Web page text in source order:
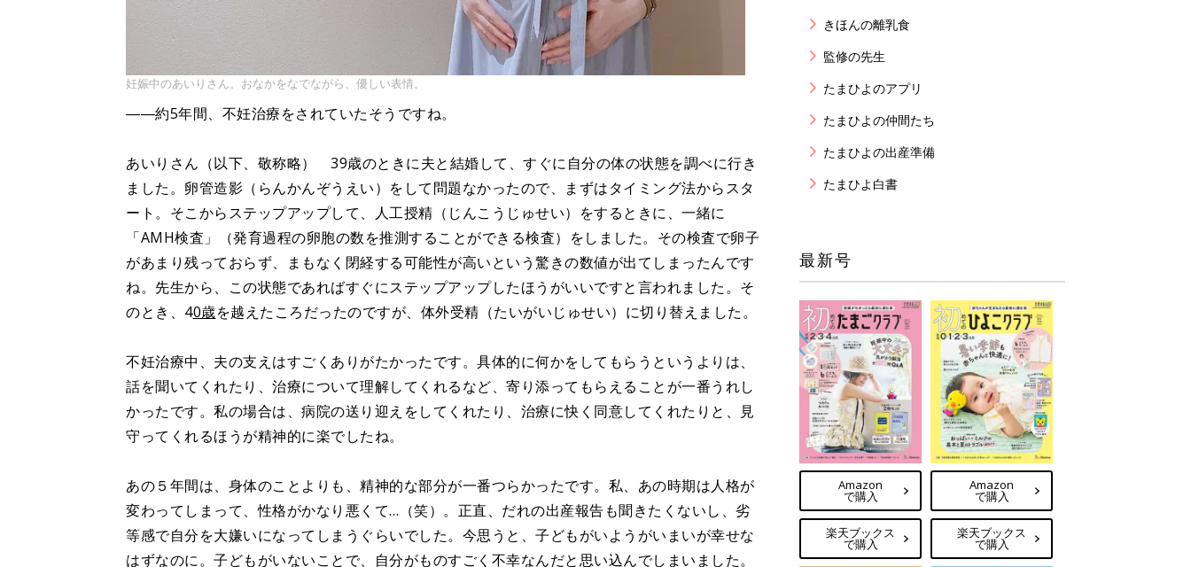
妊娠中のあいりさん。おなかをなでながら、優しい表情。
――約5年間、不妊治療をされていたそうですね。
あいりさん（以下、敬称略） 39歳のときに夫と結婚して、すぐに自分の体の状態を調べに行き
ました。卵管造影（らんかんぞうえい）をして問題なかったので、まずはタイミング法からスタ
ート。そこからステップアップして、人工授精（じんこうじゅせい）をするときに、一緒に
「AMH検査」（発育過程の卵胞の数を推測することができる検査）をしました。その検査で卵子
があまり残っておらず、まもなく閉経する可能性が高いという驚きの数値が出てしまったんです
ね。先生から、この状態であればすぐにステップアップしたほうがいいですと言われました。そ
のとき、40歳を越えたころだったのですが、体外受精（たいがいじゅせい）に切り替えました。
不妊治療中、夫の支えはすごくありがたかったです。具体的に何かをしてもらうというよりは、
話を聞いてくれたり、治療について理解してくれるなど、寄り添ってもらえることが一番うれし
かったです。私の場合は、病院の送り迎えをしてくれたり、治療に快く同意してくれたりと、見
守ってくれるほうが精神的に楽でしたね。
あの５年間は、身体のことよりも、精神的な部分が一番つらかったです。私、あの時期は人格が
変わってしまって、性格がかなり悪くて…（笑）。正直、だれの出産報告も聞きたくないし、劣
等感で自分を大嫌いになってしまうぐらいでした。今思うと、子どもがいようがいまいが幸せな
はずなのに。子どもがいないことで、自分がものすごく不幸なんだと思い込んでしまいました。
きほんの離乳食
監修の先生
たまひよのアプリ
たまひよの仲間たち
たまひよの出産準備
たまひよ白書
最新号
Amazon
で購入
楽天ブックス
で購入
Amazon
で購入
楽天ブックス
で購入